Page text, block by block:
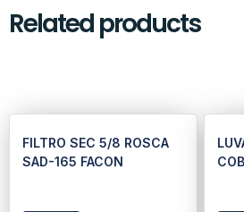
Related products
FILTRO SEC 5/8 ROSCA
SAD-165 FACON